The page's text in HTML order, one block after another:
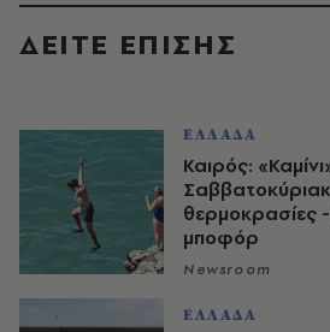
ΔΕΙΤΕ ΕΠΙΣΗΣ
ΕΛΛΑΔΑ
Καιρός:
θερμοκρασίες
μποφόρ
Newsroom
ΕΛΛΑΔΑ